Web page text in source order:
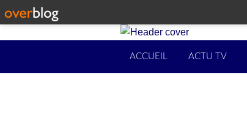
ACCUEIL ACTU TV